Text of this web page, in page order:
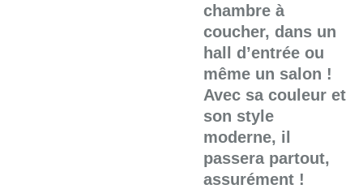
chambre à
coucher, dans un
hall d’entrée ou
même un salon !
Avec sa couleur et
son style
moderne, il
passera partout,
assurément !